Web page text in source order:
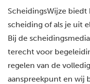
ScheidingsWijze
scheiding of als je uit
Bij de
terecht voor
regelen van de
aanspreekpunt en wij